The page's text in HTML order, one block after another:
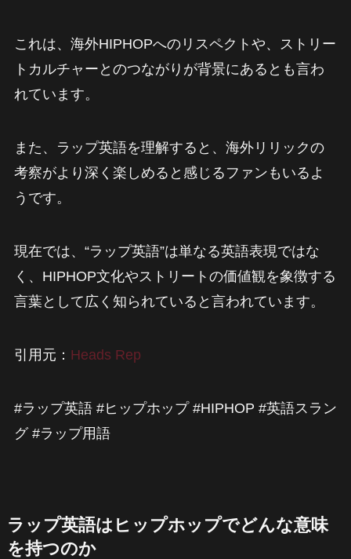
これは、海外HIPHOPへのリスペクトや、ストリー
トカルチャーとのつながりが背景にあるとも言わ
れています。
また、ラップ英語を理解すると、海外リリックの
考察がより深く楽しめると感じるファンもいるよ
うです。
現在では、“ラップ英語”は単なる英語表現ではな
く、HIPHOP文化やストリートの価値観を象徴する
言葉として広く知られていると言われています。
引用元： Heads Rep
#ラップ英語 #ヒップホップ #HIPHOP #英語スラン
グ #ラップ用語
ラップ英語はヒップホップでどんな意味
を持つのか